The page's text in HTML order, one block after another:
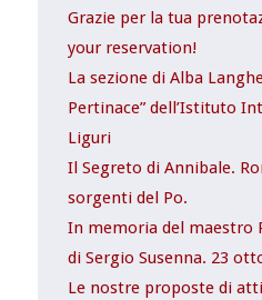
Grazie per la tua
your reservation!
La sezione di Alba
Pertinace” dell’Istituto
Liguri
Il Segreto di Annibale.
sorgenti del Po.
In memoria del maestro
di Sergio Susenna. 23
Le nostre proposte di